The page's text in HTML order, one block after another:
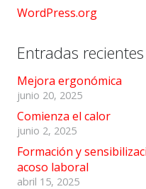
WordPress.org
Entradas recientes
Mejora ergonómica
junio 20, 2025
Comienza el calor
junio 2, 2025
Formación y
acoso laboral
abril 15, 2025